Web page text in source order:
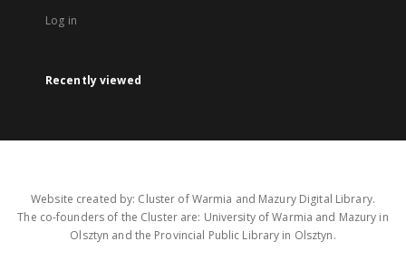
Log in
Recently viewed
Website created by: Cluster of Warmia and Mazury Digital Library.
The co-founders of the Cluster are: University of Warmia and Mazury in
Olsztyn and the Provincial Public Library in Olsztyn.